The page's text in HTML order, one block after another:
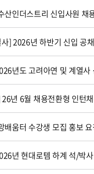
산인더스트리 신입사원 채
] 2026년 하반기 신입 공채
년도 고려아연 및 계열
년 6월 채용전환형 인턴
배움터 수강생 모집 홍보
년 현대로템 하계 석/박